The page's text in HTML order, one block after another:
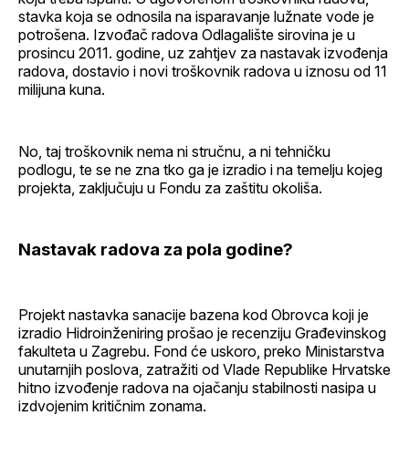
stavka koja se odnosila na isparavanje lužnate vode je
potrošena. Izvođač radova Odlagalište sirovina je u
prosincu 2011. godine, uz zahtjev za nastavak izvođenja
radova, dostavio i novi troškovnik radova u iznosu od 11
milijuna kuna.
No, taj troškovnik nema ni stručnu, a ni tehničku
podlogu, te se ne zna tko ga je izradio i na temelju kojeg
projekta, zaključuju u Fondu za zaštitu okoliša.
Nastavak radova za pola godine?
Projekt nastavka sanacije bazena kod Obrovca koji je
izradio Hidroinženiring prošao je recenziju Građevinskog
fakulteta u Zagrebu. Fond će uskoro, preko Ministarstva
unutarnjih poslova, zatražiti od Vlade Republike Hrvatske
hitno izvođenje radova na ojačanju stabilnosti nasipa u
izdvojenim kritičnim zonama.